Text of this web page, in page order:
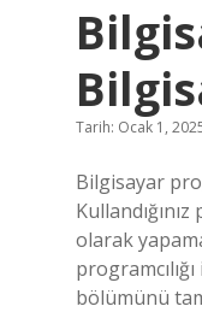
Tarih: Ocak 1,
Bilgisayar
olarak
bölümünü